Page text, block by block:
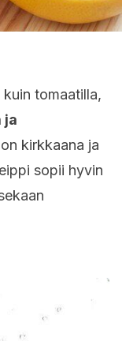
tomaatilla,
ja
kirkkaana ja
sopii hyvin